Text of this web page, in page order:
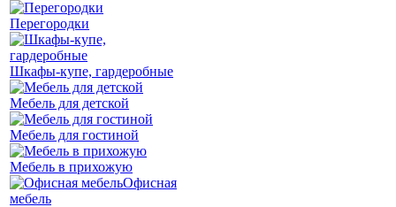
Перегородки
Шкафы-купе, гардеробные
Мебель для детской
Мебель для гостиной
Мебель в прихожую
Офисная
мебель